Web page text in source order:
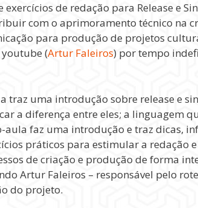
de redação para Release e
com o aprimoramento técnico na
para produção de projetos
youtube (Artur Faleiros) por tempo
traz uma introdução sobre release e
a diferença entre eles; a linguagem
aula faz uma introdução e traz dicas,
práticos para estimular a redação
de criação e produção de forma
Artur Faleiros – responsável pelo
do projeto.